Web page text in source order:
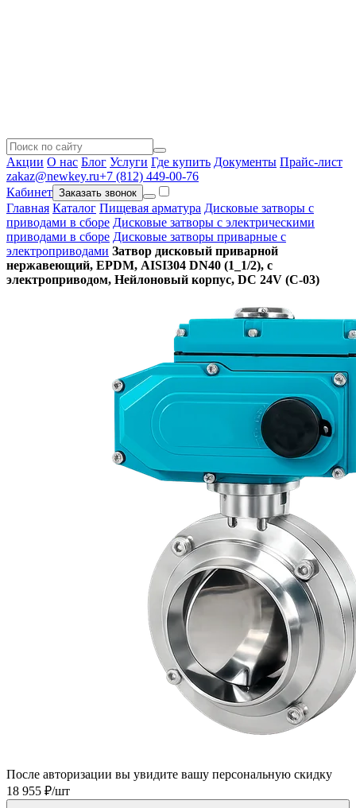
Акции О нас Блог Услуги Где купить Документы Прайс-лист
zakaz@newkey.ru+7 (812) 449-00-76
Кабинет Заказать звонок
Главная Каталог Пищевая арматура Дисковые затворы с
приводами в сборе Дисковые затворы с электрическими
приводами в сборе Дисковые затворы приварные с
электроприводами Затвор дисковый приварной
нержавеющий, EPDM, AISI304 DN40 (1_1/2), с
электроприводом, Нейлоновый корпус, DC 24V (С-03)
После авторизации вы увидите вашу персональную скидку
18 955 ₽/шт